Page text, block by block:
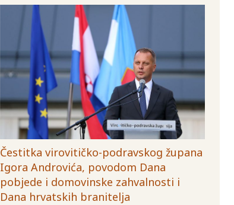
Čestitka virovitičko-podravskog župana
Igora Androvića, povodom Dana
pobjede i domovinske zahvalnosti i
Dana hrvatskih branitelja